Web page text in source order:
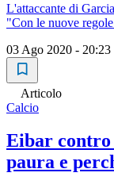
L'attaccante di
"Con le nuove
03 Ago 2020 - 20:23
Articolo
Calcio
Eibar contro
paura e